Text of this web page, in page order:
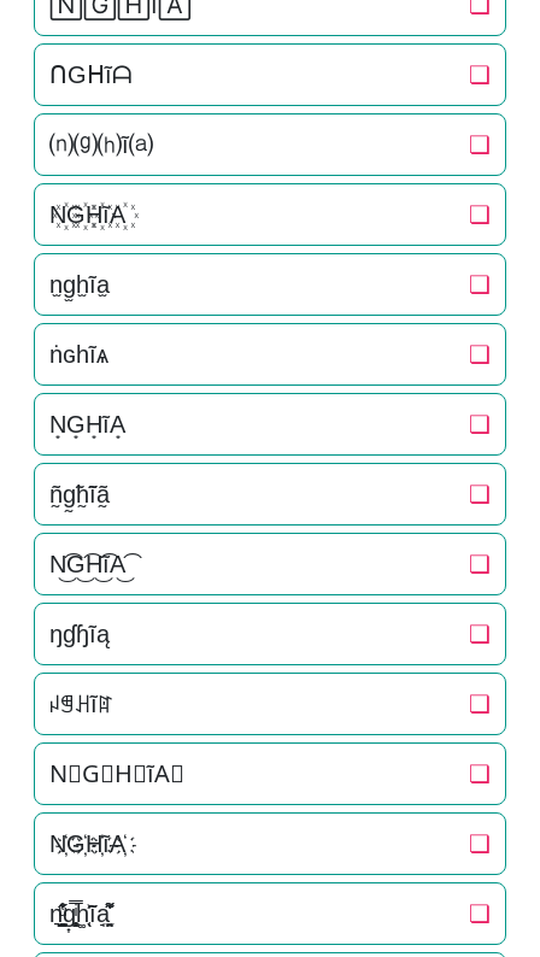
ᑎGᕼĩᗩ ❏
⒩⒢⒣ĩ⒜ ❏
N꙰G꙰H꙰ĩA꙰ ❏
n̫g̫h̫ĩa̫ ❏
ṅɢһĩѧ ❏
N͙G͙H͙ĩA͙ ❏
ñ̰g̰̃h̰̃ĩã̰ ❏
N͜͡G͜͡H͜͡ĩA͜͡ ❏
ŋɠɧĩą ❏
ꈤꁅꃅĩꍏ ❏
N⃟G⃟H⃟ĩA⃟ ❏
N҉G҉H҉ĩA҉ ❏
n͉̠̙͉̗̺̋̋̔ͧ̊g͎͚̥͎͔͕ͥ̿h͚̖̜̍̃͐ĩa̘̫͈̭͌͛͌̇̇̍ ❏